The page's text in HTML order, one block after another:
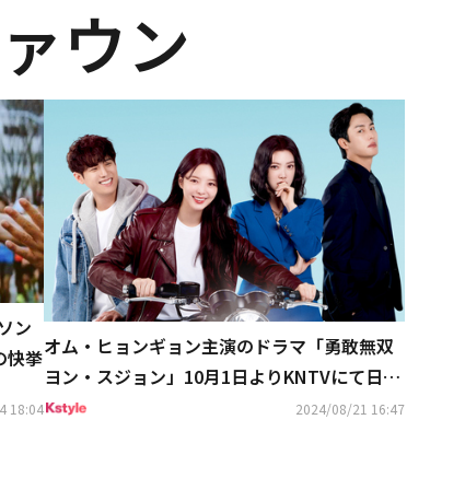
ウン
ン
快挙
18:04
オム・ヒョンギョン主演のドラマ「勇敢無双
ヨン・スジョン」10月1日よりKNTVにて日本
初放送
2024/08/21 16:47